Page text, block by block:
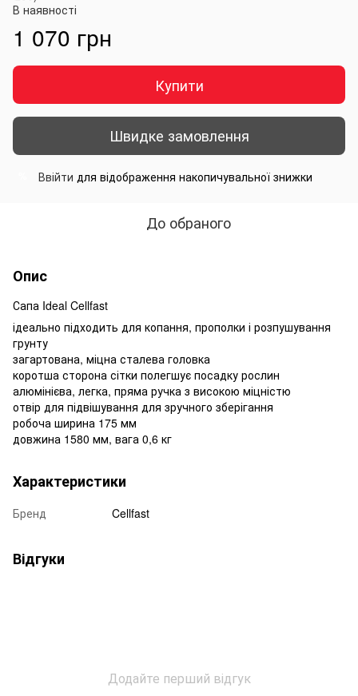
В наявності
1 070 грн
Купити
Швидке замовлення
Ввійти для відображення накопичувальної знижки
До обраного
Опис
Сапа Ideal Cellfast
ідеально підходить для копання, прополки і розпушування
грунту
загартована, міцна сталева головка
коротша сторона сітки полегшує посадку рослин
алюмінієва, легка, пряма ручка з високою міцністю
отвір для підвішування для зручного зберігання
робоча ширина 175 мм
довжина 1580 мм, вага 0,6 кг
Характеристики
Бренд Cellfast
Відгуки
Додайте перший відгук